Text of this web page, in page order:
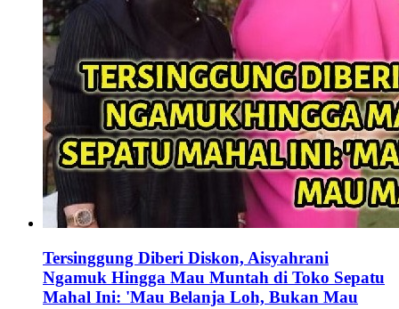
Tersinggung Diberi Diskon, Aisyahrani
Ngamuk Hingga Mau Muntah di Toko Sepatu
Mahal Ini: 'Mau Belanja Loh, Bukan Mau